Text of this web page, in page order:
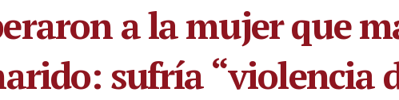
a la mujer que
sufría “violencia